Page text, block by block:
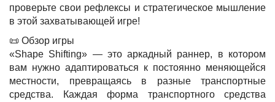
проверьте свои рефлексы и стратегическое мышление
в этой захватывающей игре!
📜 Обзор игры
«Shape Shifting» — это аркадный раннер, в котором
вам нужно адаптироваться к постоянно меняющейся
местности, превращаясь в разные транспортные
средства. Каждая форма транспортного средства